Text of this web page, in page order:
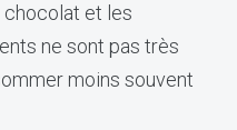
et les
ne sont pas très
moins souvent